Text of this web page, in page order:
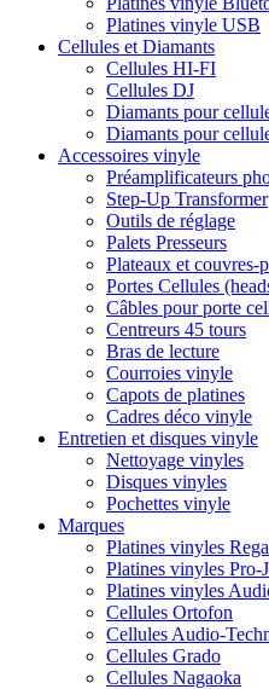
Platines vinyle USB
Cellules et Diamants
Cellules HI-FI
Cellules DJ
Diamants pour
Diamants pour
Accessoires vinyle
Préamplificateurs
Step-Up Transformer
Outils de réglage
Palets Presseurs
Plateaux et couvres-
Portes Cellules
Câbles pour porte
Centreurs 45 tours
Bras de lecture
Courroies vinyle
Capots de platines
Cadres déco vinyle
Entretien et disques vinyle
Nettoyage vinyles
Disques vinyles
Pochettes vinyle
Marques
Platines vinyles Rega
Platines vinyles Pro-
Platines vinyles
Cellules Ortofon
Cellules Audio-
Cellules Grado
Cellules Nagaoka